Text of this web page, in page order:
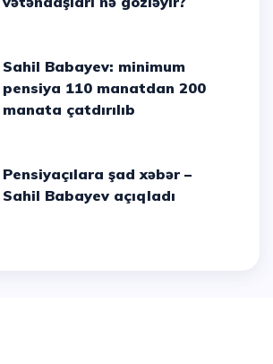
Sahil Babayev: minimum
pensiya 110 manatdan 200
manata çatdırılıb
Pensiyaçılara şad xəbər –
Sahil Babayev açıqladı